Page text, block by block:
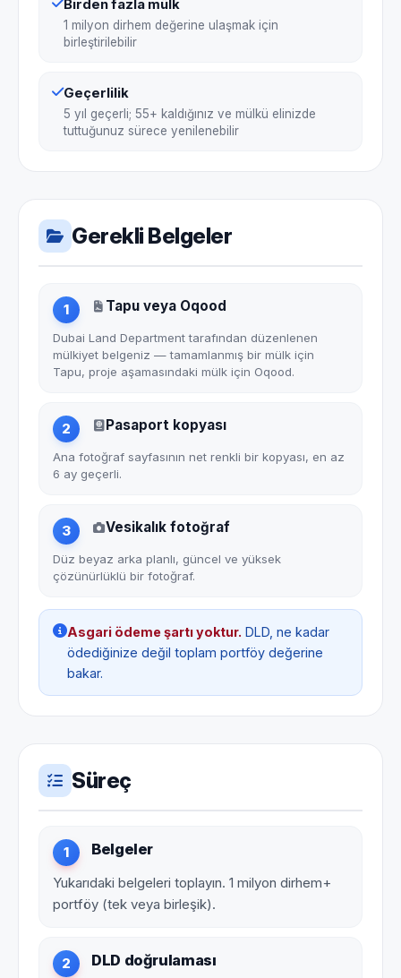
Birden fazla mülk
1 milyon dirhem değerine ulaşmak için
birleştirilebilir
Geçerlilik
5 yıl geçerli; 55+ kaldığınız ve mülkü elinizde
tuttuğunuz sürece yenilenebilir
Gerekli Belgeler
1 Tapu veya Oqood
Dubai Land Department tarafından düzenlenen
mülkiyet belgeniz — tamamlanmış bir mülk için
Tapu, proje aşamasındaki mülk için Oqood.
2 Pasaport kopyası
Ana fotoğraf sayfasının net renkli bir kopyası, en az
6 ay geçerli.
3 Vesikalık fotoğraf
Düz beyaz arka planlı, güncel ve yüksek
çözünürlüklü bir fotoğraf.
Asgari ödeme şartı yoktur. DLD, ne kadar
ödediğinize değil toplam portföy değerine
bakar.
Süreç
1 Belgeler
Yukarıdaki belgeleri toplayın. 1 milyon dirhem+
portföy (tek veya birleşik).
2 DLD doğrulaması